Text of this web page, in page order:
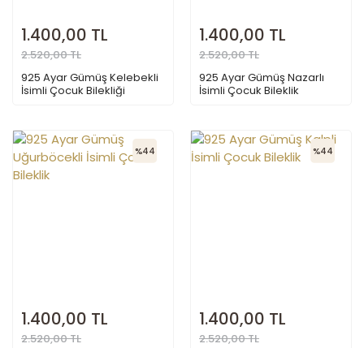
1.400,00 TL
2.520,00 TL
925 Ayar Gümüş Kelebekli
İsimli Çocuk Bilekliği
1.400,00 TL
2.520,00 TL
925 Ayar Gümüş Nazarlı
İsimli Çocuk Bileklik
%44
1.400,00 TL
2.520,00 TL
%44
1.400,00 TL
2.520,00 TL